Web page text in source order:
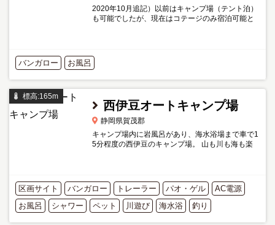
2020年10月追記）以前はキャンプ場（テント泊）
も可能でしたが、現在はコテージのみ宿泊可能と
バンガロー お風呂
標高:165m
西伊豆オートキャンプ場
静岡県賀茂郡
キャンプ場内に岩風呂があり、海水浴場まで車で1
5分程度の西伊豆のキャンプ場。 山も川も海も楽
区画サイト バンガロー トレーラー パオ・ゲル
AC電源
お風呂
シャワー ペット 川遊び 海水浴 釣り